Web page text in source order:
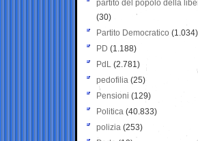
partito del popolo della
(30)
Partito Democratico (1.034)
PD (1.188)
PdL (2.781)
pedofilia (25)
Pensioni (129)
Politica (40.833)
polizia (253)